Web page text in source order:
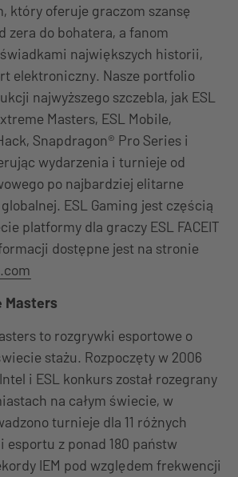
który oferuje graczom szansę
zera do bohatera, a fanom
największych historii,
elektroniczny. Nasze portfolio
najwyższego szczebla, jak ESL
Masters, ESL Mobile,
Snapdragon® Pro Series i
wydarzenia i turnieje od
po najbardziej elitarne
ESL Gaming jest częścią
platformy dla graczy ESL FACEIT
dostępne jest na stronie
Masters
to rozgrywki esportowe o
stażu. Rozpoczęty w 2006
i ESL konkurs został rozegrany
na całym świecie, w
turnieje dla 11 różnych
esportu z ponad 180 państw
IEM pod względem frekwencji